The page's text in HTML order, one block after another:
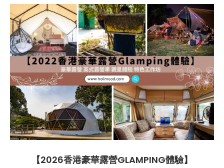
【2026香港豪華露營GLAMPING體驗】